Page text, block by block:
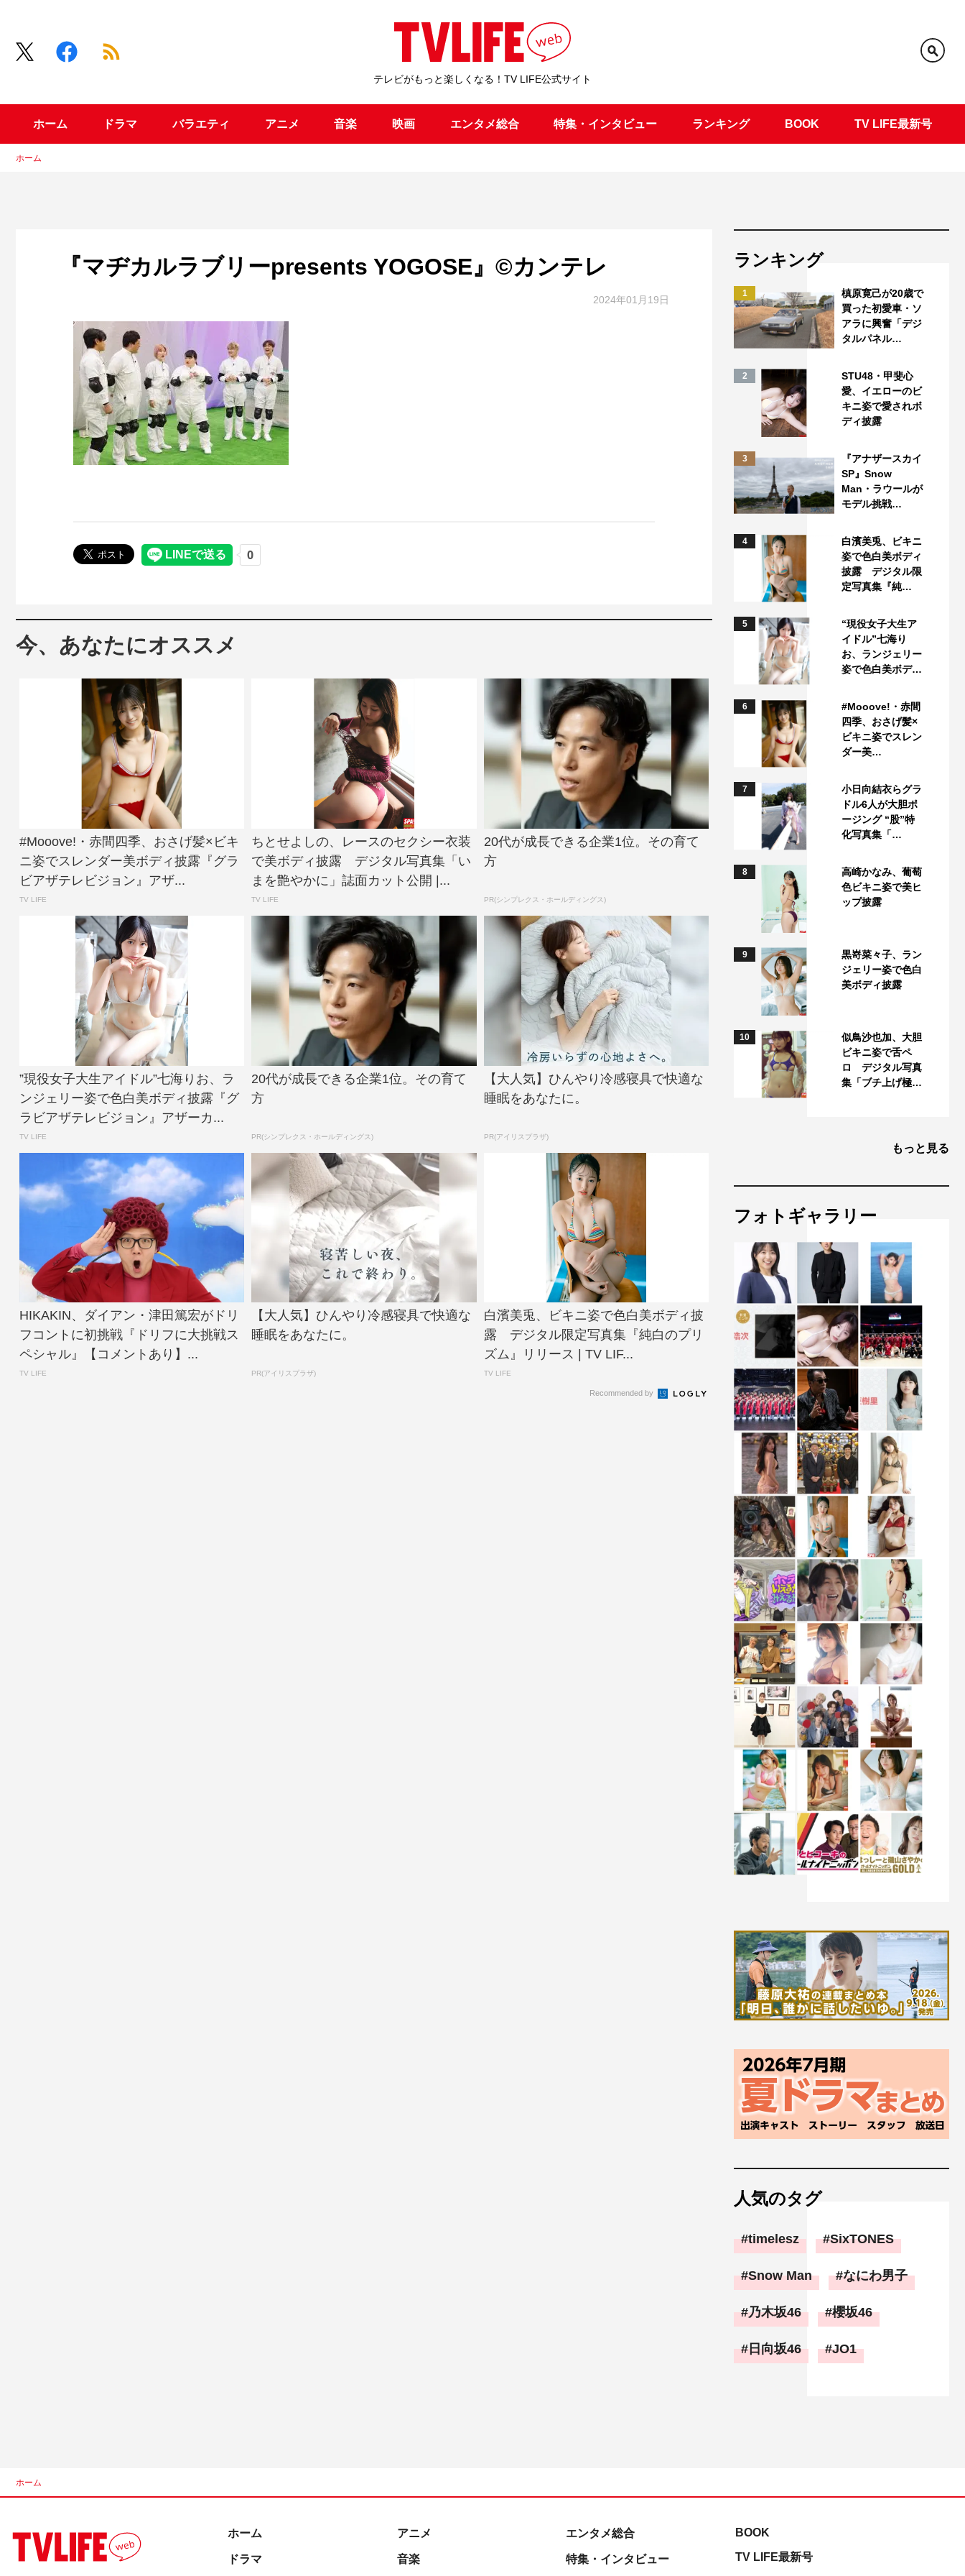
テレビがもっと楽しくなる！TV LIFE公式サイト
ホーム ドラマ バラエティ アニメ 音楽 映画 エンタメ総合 特集・インタビュー ランキング BOOK TV LIFE最新号
ホーム
『マヂカルラブリーpresents YOGOSE』©カンテレ
2024年01月19日
今、あなたにオススメ
#Mooove!・赤間四季、おさげ髪×ビキ
ニ姿でスレンダー美ボディ披露『グラ
ビアザテレビジョン』アザ...
TV LIFE
ちとせよしの、レースのセクシー衣装
で美ボディ披露 デジタル写真集「い
まを艶やかに」誌面カット公開 |...
TV LIFE
20代が成長できる企業1位。その育て
方
PR(シンプレクス・ホールディングス)
”現役女子大生アイドル”七海りお、ラ
ンジェリー姿で色白美ボディ披露『グ
ラビアザテレビジョン』アザーカ...
TV LIFE
20代が成長できる企業1位。その育て
方
PR(シンプレクス・ホールディングス)
【大人気】ひんやり冷感寝具で快適な
睡眠をあなたに。
PR(アイリスプラザ)
HIKAKIN、ダイアン・津田篤宏がドリ
フコントに初挑戦『ドリフに大挑戦ス
ペシャル』【コメントあり】...
TV LIFE
【大人気】ひんやり冷感寝具で快適な
睡眠をあなたに。
PR(アイリスプラザ)
白濱美兎、ビキニ姿で色白美ボディ披
露 デジタル限定写真集『純白のプリ
ズム』リリース | TV LIF...
TV LIFE
Recommended by
ランキング
1
槙原寛己が20歳で
買った初愛車・ソ
アラに興奮「デジ
タルパネル…
2
STU48・甲斐心
愛、イエローのビ
キニ姿で愛されボ
ディ披露
3
『アナザースカイ
SP』Snow
Man・ラウールが
モデル挑戦…
4
白濱美兎、ビキニ
姿で色白美ボディ
披露 デジタル限
定写真集『純…
5
“現役女子大生ア
イドル”七海り
お、ランジェリー
姿で色白美ボデ…
6
#Mooove!・赤間
四季、おさげ髪×
ビキニ姿でスレン
ダー美…
7
小日向結衣らグラ
ドル6人が大胆ポ
ージング “股”特
化写真集「…
8
高崎かなみ、葡萄
色ビキニ姿で美ヒ
ップ披露
9
黒嵜菜々子、ラン
ジェリー姿で色白
美ボディ披露
10
似鳥沙也加、大胆
ビキニ姿で舌ペ
ロ デジタル写真
集「ブチ上げ極…
もっと見る
フォトギャラリー
人気のタグ
timelesz SixTONES
Snow Man なにわ男子
乃木坂46 櫻坂46
日向坂46 JO1
ホーム
ホーム
ドラマ
アニメ
音楽
エンタメ総合
特集・インタビュー
BOOK
TV LIFE最新号